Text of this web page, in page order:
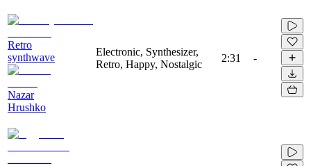
Retro
synthwave
Nazar
Hrushko
Electronic, Synthesizer,
Retro, Happy, Nostalgic
2:31 -